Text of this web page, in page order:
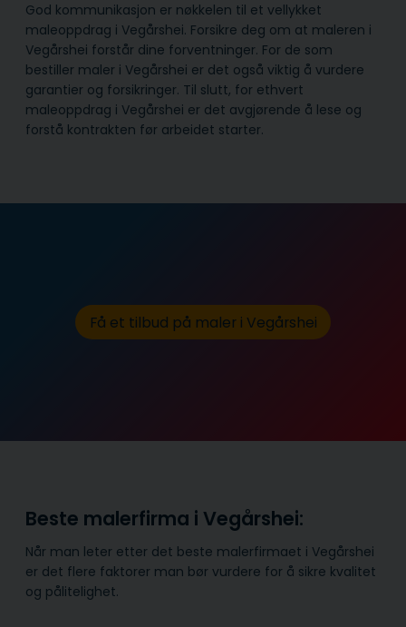
God kommunikasjon er nøkkelen til et vellykket
maleoppdrag i Vegårshei. Forsikre deg om at maleren i
Vegårshei forstår dine forventninger. For de som
bestiller maler i Vegårshei er det også viktig å vurdere
garantier og forsikringer. Til slutt, for ethvert
maleoppdrag i Vegårshei er det avgjørende å lese og
forstå kontrakten før arbeidet starter.
Få et tilbud på maler i Vegårshei
Beste malerfirma i Vegårshei:
Når man leter etter det beste malerfirmaet i Vegårshei
er det flere faktorer man bør vurdere for å sikre kvalitet
og pålitelighet.